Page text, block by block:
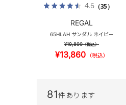
4.6（35）
REGAL
65HLAH サンダル ネイビー
¥19,800（税込）
¥13,860 （税込）
81件あります